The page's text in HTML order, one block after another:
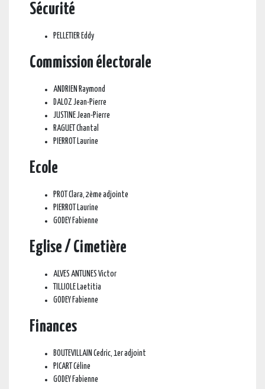
Sécurité
PELLETIER Eddy
Commission électorale
ANDRIEN Raymond
DALOZ Jean-Pierre
JUSTINE Jean-Pierre
RAGUET Chantal
PIERROT Laurine
Ecole
PROT Clara, 2ème adjointe
PIERROT Laurine
GODEY Fabienne
Eglise / Cimetière
ALVES ANTUNES Victor
TILLIOLE Laetitia
GODEY Fabienne
Finances
BOUTEVILLAIN Cedric, 1er adjoint
PICART Céline
GODEY Fabienne